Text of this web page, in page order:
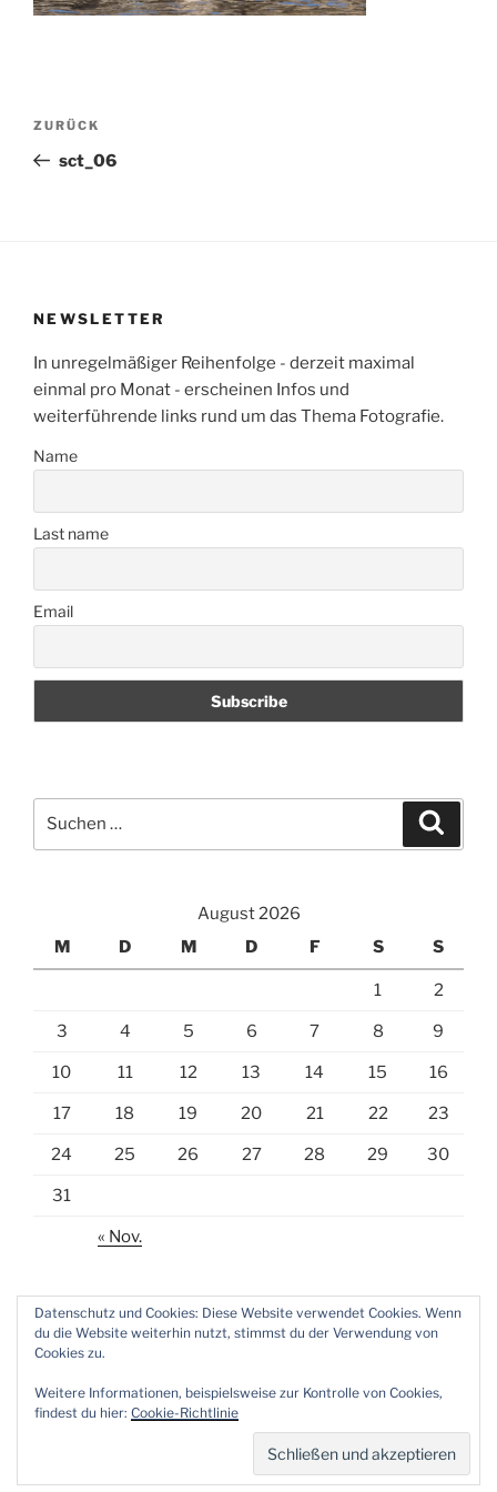
Beitragsnavigation
Vorheriger
Beitrag
ZURÜCK
sct_06
NEWSLETTER
In unregelmäßiger Reihenfolge - derzeit maximal
einmal pro Monat - erscheinen Infos und
weiterführende links rund um das Thema Fotografie.
Name
Last name
Email
nach:
August 2026
M
D M D F S S
1 2
3 4 5 6 7 8 9
10 11 12 13 14 15 16
17 18 19 20 21 22 23
24 25 26 27 28 29 30
31
« Nov.
Mail
Stolz präsentiert von WordPress
Datenschutz und Cookies: Diese Website verwendet Cookies. Wenn
du die Website weiterhin nutzt, stimmst du der Verwendung von
Cookies zu.
Weitere Informationen, beispielsweise zur Kontrolle von Cookies,
findest du hier: Cookie-Richtlinie